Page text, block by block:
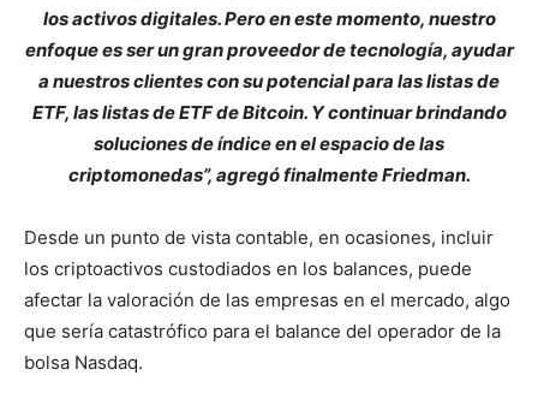
los activos digitales. Pero en este momento, nuestro
enfoque es ser un gran proveedor de tecnología, ayudar
a nuestros clientes con su potencial para las listas de
ETF, las listas de ETF de Bitcoin. Y continuar brindando
soluciones de índice en el espacio de las
criptomonedas”, agregó finalmente Friedman.
Desde un punto de vista contable, en ocasiones, incluir
los criptoactivos custodiados en los balances, puede
afectar la valoración de las empresas en el mercado, algo
que sería catastrófico para el balance del operador de la
bolsa Nasdaq.